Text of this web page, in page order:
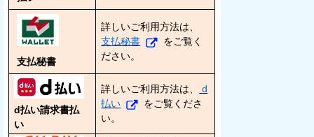
支払秘書
詳しいご利用方法は、
支払秘書
をご覧く
ださい。
d払い請求書払
い
詳しいご利用方法は、
d
払い
をご覧くださ
い。